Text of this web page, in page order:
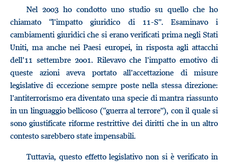
Nel 2003 ho condotto uno studio su quello che ho
chiamato “l’impatto giuridico di 11-S”. Esaminavo i
cambiamenti giuridici che si erano verificati prima negli Stati
Uniti, ma anche nei Paesi europei, in risposta agli attacchi
dell’11 settembre 2001. Rilevavo che l’impatto emotivo di
queste azioni aveva portato all’accettazione di misure
legislative di eccezione sempre poste nella stessa direzione:
l’antiterrorismo era diventato una specie di mantra riassunto
in un linguaggio bellicoso (“guerra al terrore”), con il quale si
sono giustificate riforme restrittive dei diritti che in un altro
contesto sarebbero state impensabili.
Tuttavia, questo effetto legislativo non si è verificato in